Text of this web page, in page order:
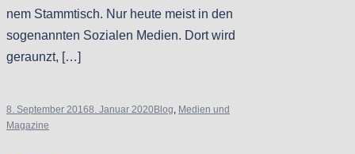
nem Stammtisch. Nur heute meist in den
sogenannten Sozialen Medien. Dort wird
geraunzt, […]
8. September 20168. Januar 2020 Blog, Medien und
Magazine